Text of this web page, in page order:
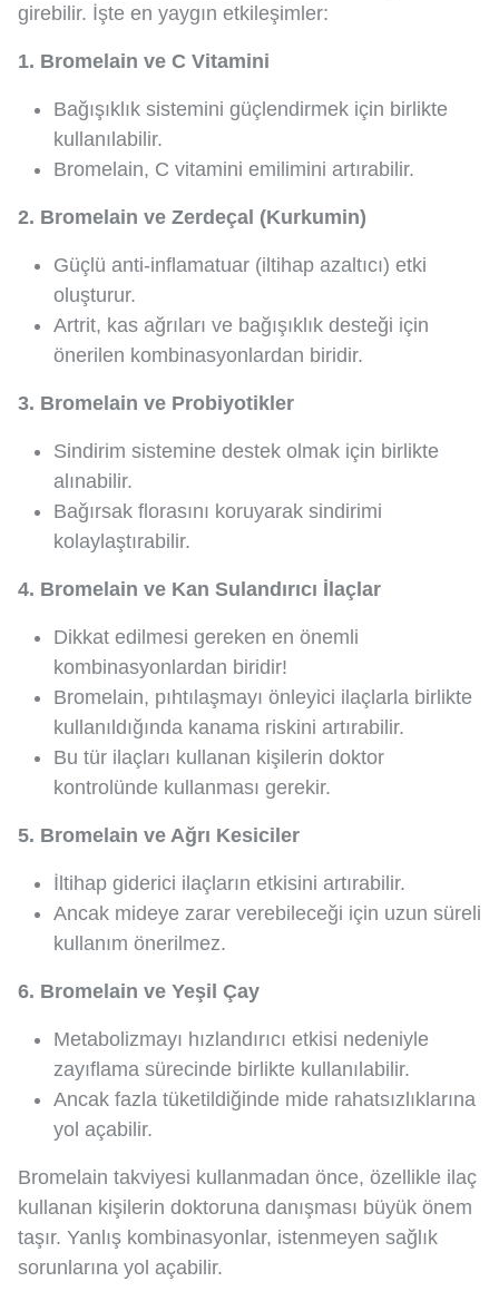
girebilir. İşte en yaygın etkileşimler:
1. Bromelain ve C Vitamini
Bağışıklık sistemini güçlendirmek için birlikte
kullanılabilir.
Bromelain, C vitamini emilimini artırabilir.
2. Bromelain ve Zerdeçal (Kurkumin)
Güçlü anti-inflamatuar (iltihap azaltıcı) etki
oluşturur.
Artrit, kas ağrıları ve bağışıklık desteği için
önerilen kombinasyonlardan biridir.
3. Bromelain ve Probiyotikler
Sindirim sistemine destek olmak için birlikte
alınabilir.
Bağırsak florasını koruyarak sindirimi
kolaylaştırabilir.
4. Bromelain ve Kan Sulandırıcı İlaçlar
Dikkat edilmesi gereken en önemli
kombinasyonlardan biridir!
Bromelain, pıhtılaşmayı önleyici ilaçlarla birlikte
kullanıldığında kanama riskini artırabilir.
Bu tür ilaçları kullanan kişilerin doktor
kontrolünde kullanması gerekir.
5. Bromelain ve Ağrı Kesiciler
İltihap giderici ilaçların etkisini artırabilir.
Ancak mideye zarar verebileceği için uzun süreli
kullanım önerilmez.
6. Bromelain ve Yeşil Çay
Metabolizmayı hızlandırıcı etkisi nedeniyle
zayıflama sürecinde birlikte kullanılabilir.
Ancak fazla tüketildiğinde mide rahatsızlıklarına
yol açabilir.
Bromelain takviyesi kullanmadan önce, özellikle ilaç
kullanan kişilerin doktoruna danışması büyük önem
taşır. Yanlış kombinasyonlar, istenmeyen sağlık
sorunlarına yol açabilir.